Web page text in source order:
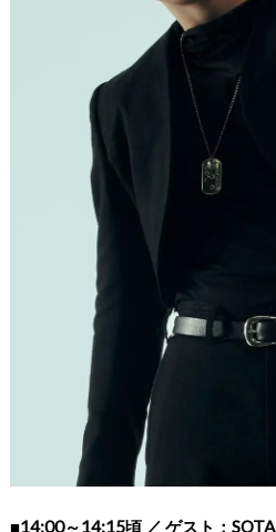
■14:00～14:15頃 ／ ゲスト：SOTA